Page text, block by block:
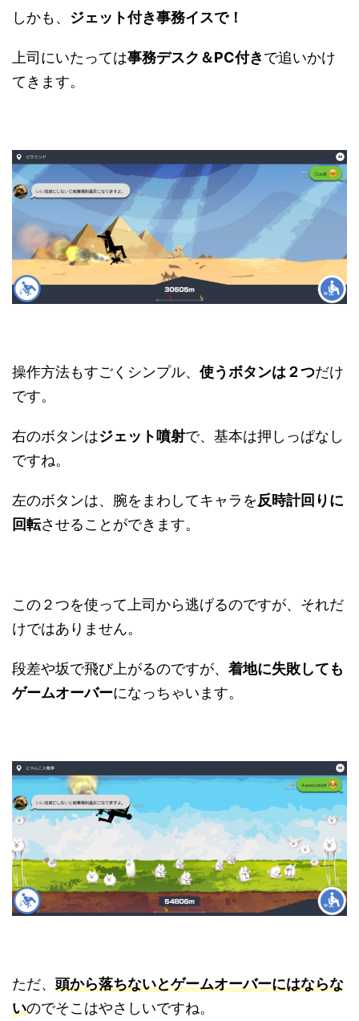
しかも、 ジェット付き事務イスで！
上司にいたっては事務デスク＆PC付きで追いかけ
てきます。
操作方法もすごくシンプル、 使うボタンは２つだけ
です。
右のボタンはジェット噴射で、基本は押しっぱなし
ですね。
左のボタンは、腕をまわしてキャラを反時計回りに
回転させることができます。
この２つを使って上司から逃げるのですが、それだ
けではありません。
段差や坂で飛び上がるのですが、 着地に失敗しても
ゲームオーバーになっちゃいます。
ただ、 頭から落ちないとゲームオーバーにはならな
いのでそこはやさしいですね。